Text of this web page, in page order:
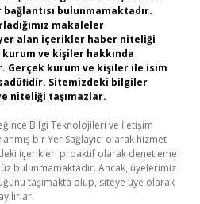
bulunmamaktadır.
makaleler
alan içerikler haber niteliği
ve kişiler hakkında
Gerçek kurum ve kişiler ile isim
Sitemizdeki bilgiler
niteliği taşımazlar.
Bilgi Teknolojileri ve İletişim
bir Yer Sağlayıcı olarak hizmet
içerikleri proaktif olarak denetleme
bulunmamaktadır. Ancak, üyelerimiz
taşımakta olup, siteye üye olarak